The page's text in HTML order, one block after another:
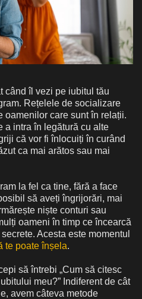
când îl vezi pe iubitul tău
Rețelele de socializare
oamenilor care sunt în relații.
a intra în legătură cu alte
că vor fi înlocuiți în curând
ca mai arătos sau mai
la fel ca tine, fără a face
să aveți îngrijorări, mai
niște conturi sau
oameni în timp ce încearcă
Acesta este momentul
te poate înșela.
să întrebi „Cum să citesc
meu?” Indiferent de cât
avem câteva metode